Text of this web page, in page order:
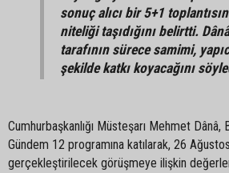
sonuç alıcı bir 5+1
niteliği taşıdığını belirtti.
tarafının sürece samimi,
şekilde katkı koyacağını
Cumhurbaşkanlığı Müsteşarı Mehmet Dânâ,
Gündem 12 programına katılarak, 26
gerçekleştirilecek görüşmeye ilişkin